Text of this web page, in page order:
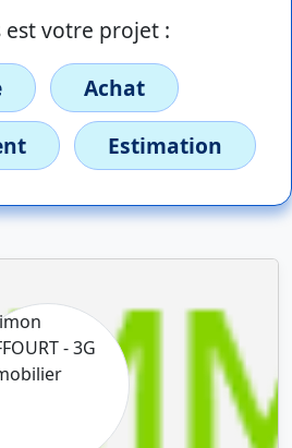
est votre projet :
Achat
Estimation